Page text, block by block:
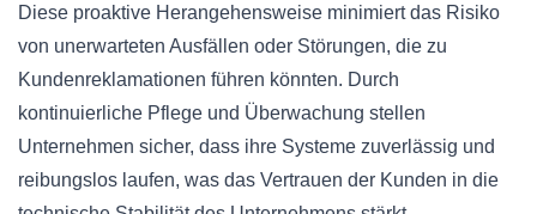
Diese proaktive Herangehensweise minimiert das Risiko
von unerwarteten Ausfällen oder Störungen, die zu
Kundenreklamationen führen könnten. Durch
kontinuierliche Pflege und Überwachung stellen
Unternehmen sicher, dass ihre Systeme zuverlässig und
reibungslos laufen, was das Vertrauen der Kunden in die